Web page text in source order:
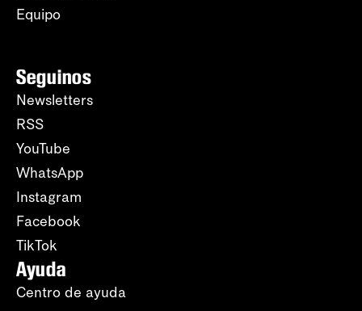
Equipo
Seguinos
Newsletters
RSS
YouTube
WhatsApp
Instagram
Facebook
TikTok
Ayuda
Centro de ayuda